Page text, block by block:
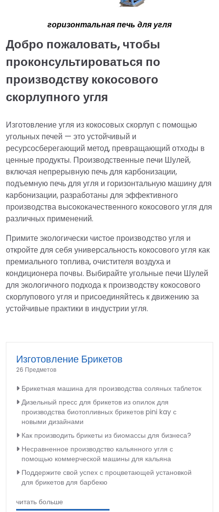
горизонтальная печь для угля
Добро пожаловать, чтобы
проконсультироваться по
производству кокосового
скорлупного угля
Изготовление угля из кокосовых скорлуп с помощью
угольных печей — это устойчивый и
ресурсосберегающий метод, превращающий отходы в
ценные продукты. Производственные печи Шулей,
включая непрерывную печь для карбонизации,
подъемную печь для угля и горизонтальную машину для
карбонизации, разработаны для эффективного
производства высококачественного кокосового угля для
различных применений.
Примите экологически чистое производство угля и
откройте для себя универсальность кокосового угля как
премиального топлива, очистителя воздуха и
кондиционера почвы. Выбирайте угольные печи Шулей
для экологичного подхода к производству кокосового
скорлупового угля и присоединяйтесь к движению за
устойчивые практики в индустрии угля.
Изготовление Брикетов
26 Предметов
Брикетная машина для производства соляных таблеток
Дизельный пресс для брикетов из опилок для
производства биотопливных брикетов pini kay с
новыми дизайнами
Как производить брикеты из биомассы для бизнеса?
Несравненное производство кальянного угля с
помощью коммерческой машины для кальяна
Поддержите свой успех с процветающей установкой
для брикетов для барбекю
читать больше